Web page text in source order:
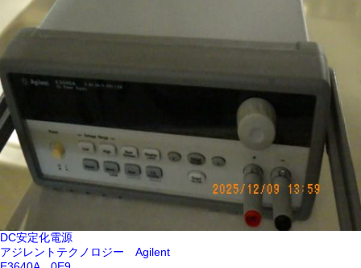
DC安定化電源
アジレントテクノロジー Agilent